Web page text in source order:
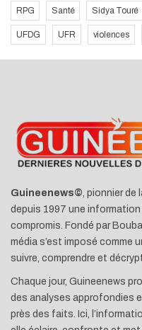
RPG Santé Sidya Touré
UFDG UFR violences
Guineenews©, pionnier de
depuis 1997 une
compromis. Fondé par
média s’est imposé comme
suivre, comprendre et
Chaque jour, Guineenews
des analyses approfondies
près des faits. Ici,